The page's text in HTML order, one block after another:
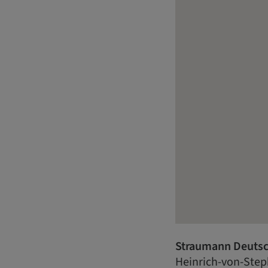
Straumann
Heinrich-von-